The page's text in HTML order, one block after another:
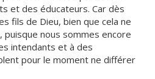
et des éducateurs. Car dès
fils de Dieu, bien que cela ne
nous sommes encore
intendants et à des
pour le moment ne différer